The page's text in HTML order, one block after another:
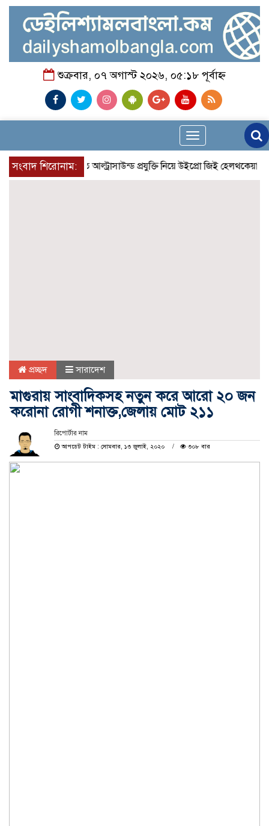
শুক্রবার, ০৭ অগাস্ট ২০২৬, ০৫:১৮ পূর্বাহ্ন
Toggle
navigation
সংবাদ শিরোনাম:
প্রান্তিক শহরে উন্নত আল্ট্রাসাউন্ড প্রযুক্তি নিয়ে উইপ্রো জিই হেলথকেয়ারের
প্রচ্ছদ সারাদেশ
মাগুরায় সাংবাদিকসহ নতুন করে আরো ২০ জন
করোনা রোগী শনাক্ত,জেলায় মোট ২১১
রিপোর্টার নাম
আপডেট টাইম : সোমবার, ১৩ জুলাই, ২০২০
৩০৮ বার